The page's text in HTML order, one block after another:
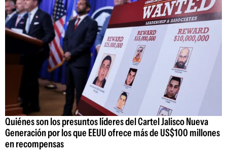
Quiénes son los presuntos líderes del Cartel Jalisco Nueva
Generación por los que EEUU ofrece más de US$100 millones
en recompensas